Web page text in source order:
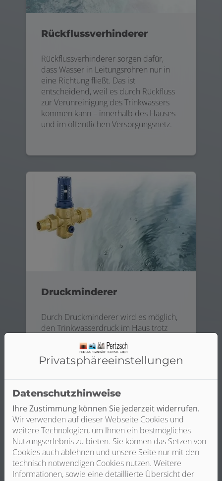
Rückflussverhinderer
Rückflussverhinderer sorgen dafür,
dass Wasser in Leitungsrohren nur in
eine Richtung fließt. Das ist
entscheidend, weil es durch Rückfluss
zur Verunreinigung des Trinkwassers
kommen kann – innerhalb des Hauses
und im öffentlichen Versorgungsnetz.
Druckminderer
Durch Druckminderer wird es möglich,
den Trinkwasserdruck im Haus trotz
Eingangsseite auf ein gleichmäßiges
Niveau zu regeln. Ist der Druck zu hoch,
Wasserverbrauch und die
Geräuschentwicklung in den Armaturen
aus. Weiterer Vorteil: Schäden durch
Überdruck, wie z. B. Rohrbrüche,
werden vermieden.
Privatsphäre­einstellungen
Datenschutzhinweise
Ihre Zustimmung können Sie jederzeit widerrufen.
Wir verwenden auf dieser Webseite Cookies und
weitere Technologien, um Ihnen ein bestmögliches
Nutzungserlebnis zu bieten. Sie können das Setzen von
Cookies auch ablehnen und unsere Seite nur mit den
technisch notwendigen Cookies nutzen. Weitere
Informationen, sowie eine detaillierte Übersicht der